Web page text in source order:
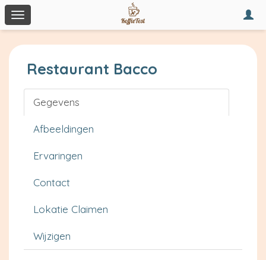
Toggle
navigation
Restaurant Bacco
Gegevens
Afbeeldingen
Ervaringen
Contact
Lokatie Claimen
Wijzigen